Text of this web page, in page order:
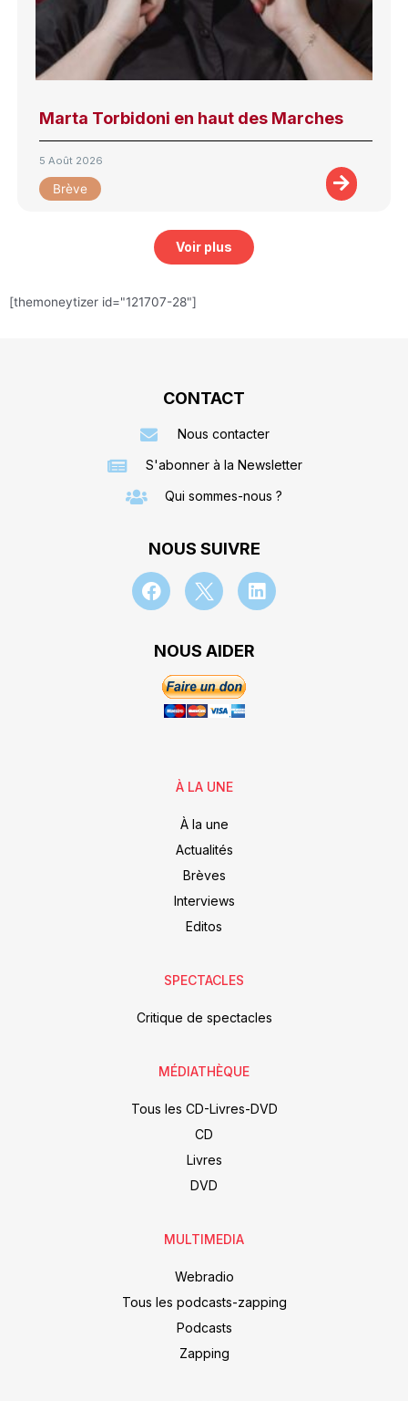
Marta Torbidoni en haut des Marches
5 Août 2026
Brève
Voir plus
[themoneytizer id="121707-28"]
CONTACT
Nous contacter
S'abonner à la Newsletter
Qui sommes-nous ?
NOUS SUIVRE
NOUS AIDER
À LA UNE
À la une
Actualités
Brèves
Interviews
Editos
SPECTACLES
Critique de spectacles
MÉDIATHÈQUE
Tous les CD-Livres-DVD
CD
Livres
DVD
MULTIMEDIA
Webradio
Tous les podcasts-zapping
Podcasts
Zapping